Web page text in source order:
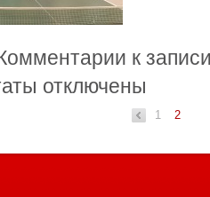
к
отключены
«
1 2